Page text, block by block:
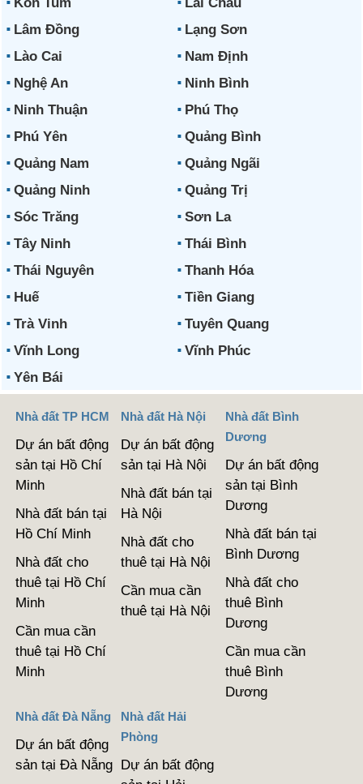
Lâm Đồng
Lạng Sơn
Lào Cai
Nam Định
Nghệ An
Ninh Bình
Ninh Thuận
Phú Thọ
Phú Yên
Quảng Bình
Quảng Nam
Quảng Ngãi
Quảng Ninh
Quảng Trị
Sóc Trăng
Sơn La
Tây Ninh
Thái Bình
Thái Nguyên
Thanh Hóa
Huế
Tiền Giang
Trà Vinh
Tuyên Quang
Vĩnh Long
Vĩnh Phúc
Yên Bái
Nhà đất TP HCM
Dự án bất động
sản tại Hồ Chí
Minh
Nhà đất bán tại
Hồ Chí Minh
Nhà đất cho
thuê tại Hồ Chí
Minh
Cần mua cần
thuê tại Hồ Chí
Minh
Nhà đất Hà Nội
Dự án bất động
sản tại Hà Nội
Nhà đất bán tại
Hà Nội
Nhà đất cho
thuê tại Hà Nội
Cần mua cần
thuê tại Hà Nội
Nhà đất Bình
Dương
Dự án bất động
sản tại Bình
Dương
Nhà đất bán tại
Bình Dương
Nhà đất cho
thuê Bình
Dương
Cần mua cần
thuê Bình
Dương
Nhà đất Đà Nẵng
Dự án bất động
sản tại Đà Nẵng
Nhà đất Hải
Phòng
Dự án bất động